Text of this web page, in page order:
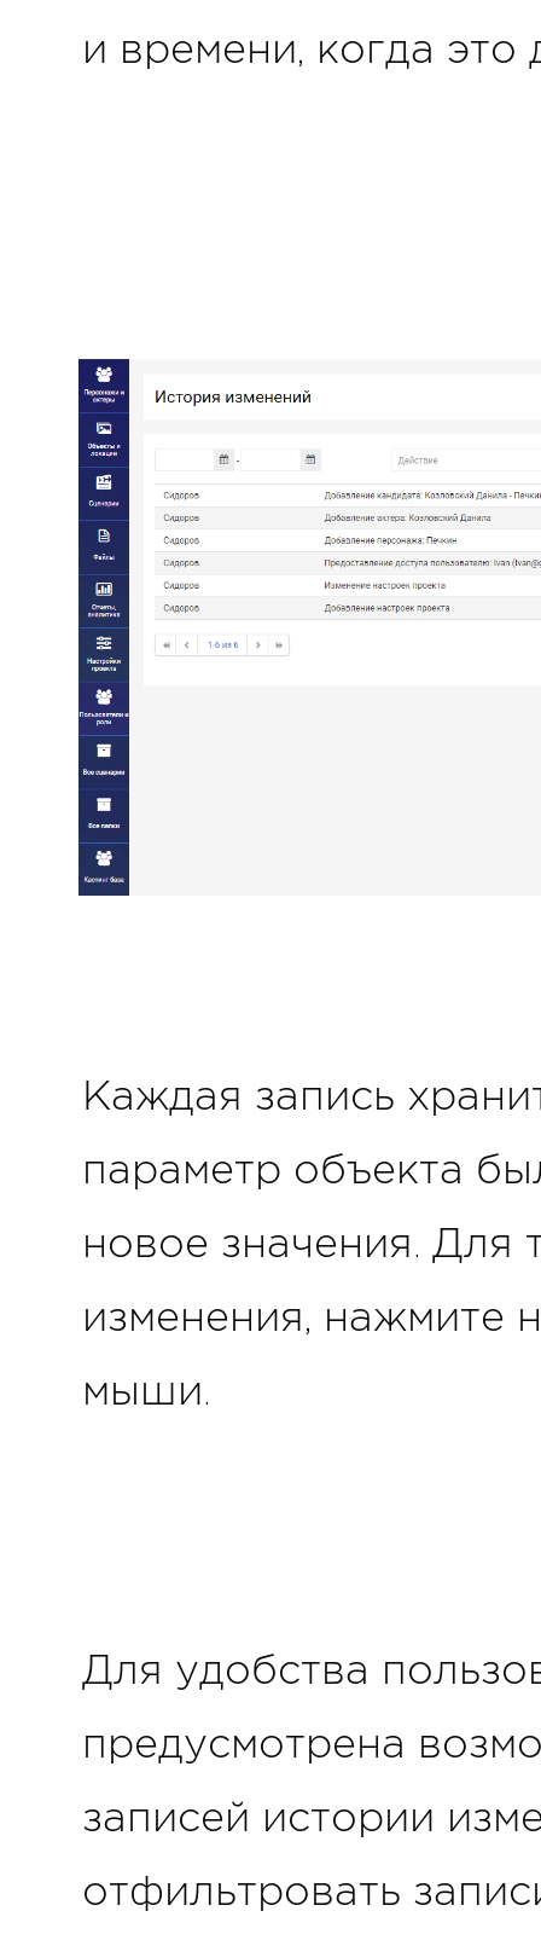
и времени, когда
Каждая запись
параметр объекта
новое значения. Для
изменения, нажмите
мыши.
Для удобства
предусмотрена
записей истории
отфильтровать